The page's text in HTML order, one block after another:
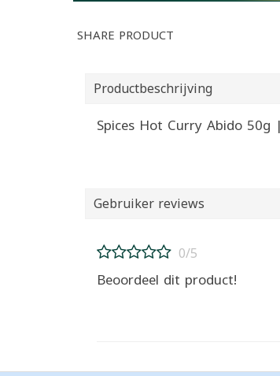
SHARE PRODUCT
Productbeschrijving
Gebruiker reviews
0/5
Beoordeel dit product!